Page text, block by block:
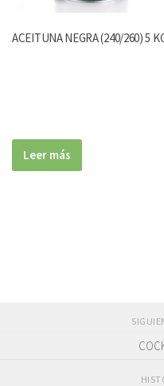
ACEITUNA NEGRA (240/260) 5
Leer más